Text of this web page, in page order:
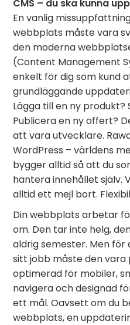
CMS – du ska kunna
En vanlig
webbplats måste vara
den moderna
(Content Management
enkelt för dig som kund
grundläggande
Lägga till en ny
Publicera en ny offert?
att vara utvecklare.
WordPress – världens
bygger alltid så att du
hantera innehållet själv.
alltid ett mejl bort.
Din webbplats arbetar
om. Den tar inte helg,
aldrig semester. Men
sitt jobb måste den vara
optimerad för mobiler,
navigera och designad
ett mål. Oavsett om du
webbplats, en